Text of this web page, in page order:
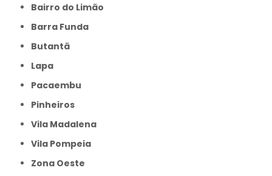
Bairro do Limão
Barra Funda
Butantã
Lapa
Pacaembu
Pinheiros
Vila Madalena
Vila Pompeia
Zona Oeste